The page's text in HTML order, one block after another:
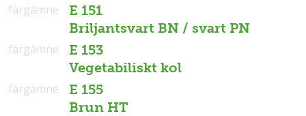
E 151
Briljantsvart BN / svart PN
färgämne
E 153
Vegetabiliskt kol
färgämne
E 155
Brun HT
färgämne